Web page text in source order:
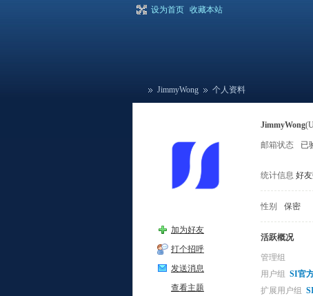
设为首页 收藏本站
JimmyWong 个人资料
加为好友
打个招呼
发送消息
查看主题
JimmyWong
邮箱状态 已
统计信息 好
性别 保密
活跃概况
管理组
用户组 SI官
扩展用户组